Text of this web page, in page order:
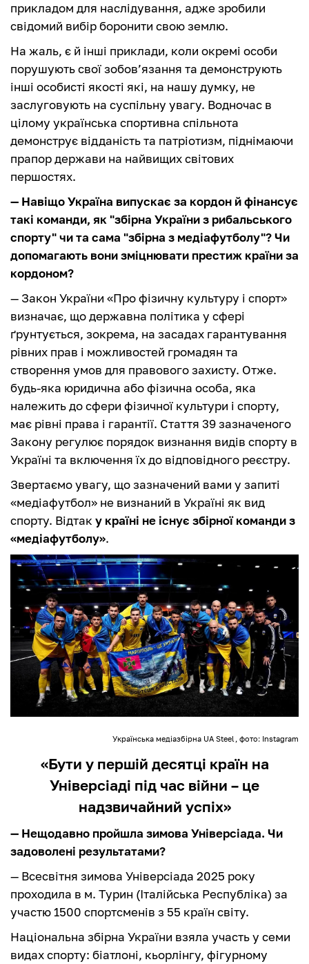
прикладом для наслідування, адже зробили
свідомий вибір боронити свою землю.
На жаль, є й інші приклади, коли окремі особи
порушують свої зобов’язання та демонструють
інші особисті якості які, на нашу думку, не
заслуговують на суспільну увагу. Водночас в
цілому українська спортивна спільнота
демонструє відданість та патріотизм, піднімаючи
прапор держави на найвищих світових
першостях.
— Навіщо Україна випускає за кордон й фінансує
такі команди, як "збірна України з рибальського
спорту" чи та сама "збірна з медіафутболу"? Чи
допомагають вони зміцнювати престиж країни за
кордоном?
— Закон України «Про фізичну культуру і спорт»
визначає, що державна політика у сфері
ґрунтується, зокрема, на засадах гарантування
рівних прав і можливостей громадян та
створення умов для правового захисту. Отже.
будь-яка юридична або фізична особа, яка
належить до сфери фізичної культури і спорту,
має рівні права і гарантії. Стаття 39 зазначеного
Закону регулює порядок визнання видів спорту в
Україні та включення їх до відповідного реєстру.
Звертаємо увагу, що зазначений вами у запиті
«медіафутбол» не визнаний в Україні як вид
спорту. Відтак у країні не існує збірної команди з
«медіафутболу».
Українська медіазбірна UA Steel, фото: Instagram
«Бути у першій десятці країн на
Універсіаді під час війни – це
надзвичайний успіх»
— Нещодавно пройшла зимова Універсіада. Чи
задоволені результатами?
— Всесвітня зимова Універсіада 2025 року
проходила в м. Турин (Італійська Республіка) за
участю 1500 спортсменів з 55 країн світу.
Національна збірна України взяла участь у семи
видах спорту: біатлоні, кьорлінгу, фігурному